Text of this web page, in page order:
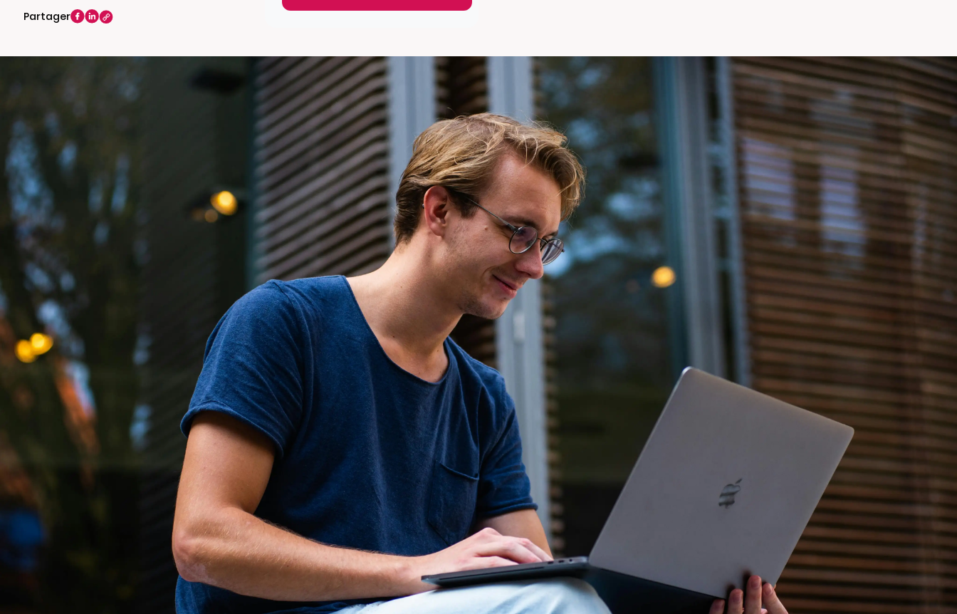
Partager